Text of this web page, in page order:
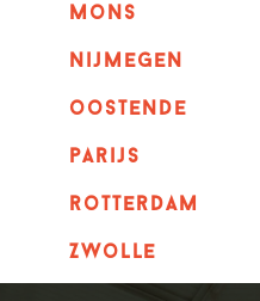
mons
nijmegen
oostende
parijs
rotterdam
Zwolle